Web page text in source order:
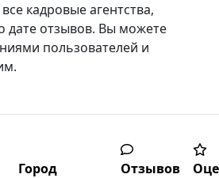
кадровые агентства,
дате отзывов. Вы можете
пользователей и
Город Отзывов